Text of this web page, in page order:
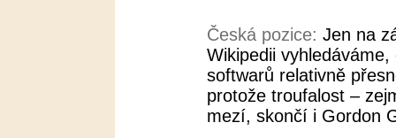
Česká pozice: Jen na
Wikipedii
softwarů relativně
protože troufalost –
mezí, skončí i Gordon